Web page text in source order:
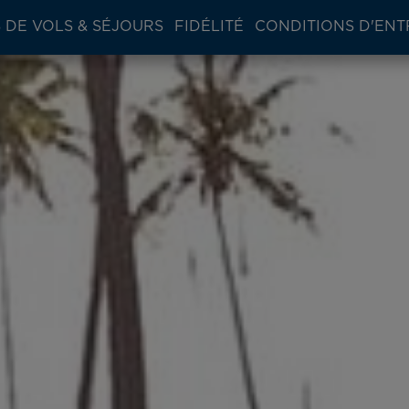
DE VOLS & SÉJOURS FIDÉLITÉ CONDITIONS